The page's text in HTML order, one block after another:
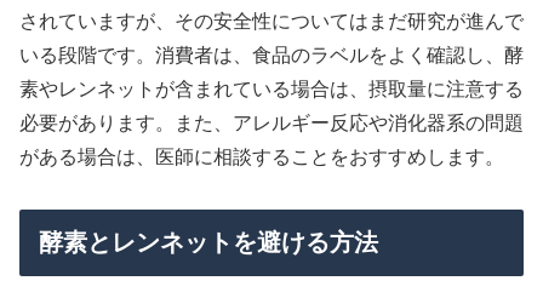
されていますが、その安全性についてはまだ研究が進んで
いる段階です。消費者は、食品のラベルをよく確認し、酵
素やレンネットが含まれている場合は、摂取量に注意する
必要があります。また、アレルギー反応や消化器系の問題
がある場合は、医師に相談することをおすすめします。
酵素とレンネットを避ける方法